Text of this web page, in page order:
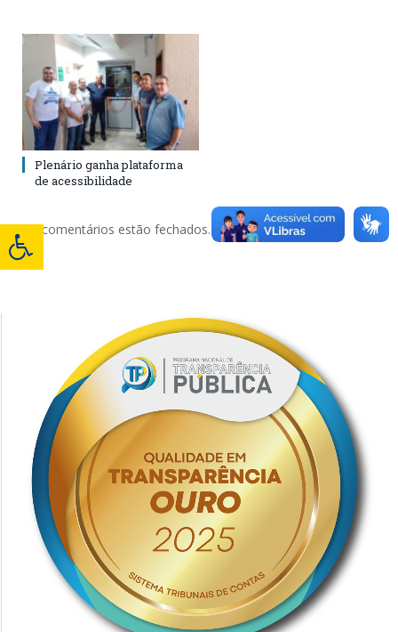
Plenário ganha plataforma
de acessibilidade
Os comentários estão fechados.